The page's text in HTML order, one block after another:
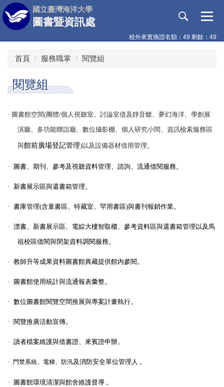
跳
到
主
要
國立臺灣海洋大學
圖書暨資訊處
校外來賓換證名額：49 剩餘：49
首頁 服務職掌 閱覽組
閱覽組
· 圖書館空間(團體/個人視聽室、討論室借及靜音艙、 夢幻海洋、學創展
演廳、多功能聯誼廳、數位攝影棚、個人研究小間 、 資訊檢索服務區
與館前廣場登記管理)以及設備器材借用管理。
· 圖書、期刊、參考及視聽資料管理、 諮詢、流通借閱服務。
· 新書展示區與還書箱管理。
· 書庫管理(含童書區、特藏室、罕用書區)與書刊報銷作業。
· 漂書、新書展示區、電綜大樓智取櫃、參考資料區與還書箱管理以及馬
祖校區借閱與閉架資料調閱服務。
· 教師升等成果資料圖書館典藏提供館內參閱。
· 圖書館使用統計與流通報表彙整。
· 數位圖書館閱覽空間推展與專案計畫執行。
· 閱覽推廣活動宣傳。
· 讀者檔案維護與借書證、 來賓證申辦。
· 門禁系統、電梯、防汛及消防安全單位管理人 。
· 圖書館環境清潔與館舍維護督導 。